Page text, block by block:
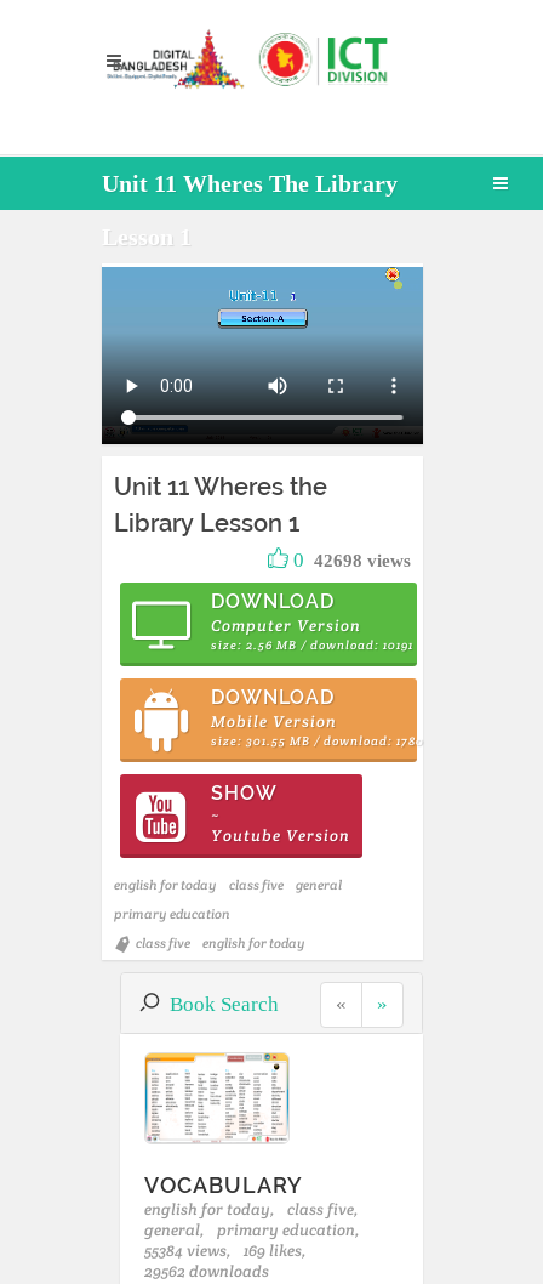
Unit 11 Wheres The Library
Lesson 1
Unit 11 Wheres the
Library Lesson 1
0 42698 views
DOWNLOAD
Computer Version
size: 2.56 MB / download: 10191
DOWNLOAD
Mobile Version
size: 301.55 MB / download: 1780
SHOW
~
Youtube Version
english for today class five
general
primary education
class five
english for today
Book Search « »
VOCABULARY
english for today,
class five,
general,
primary education,
55384 views,
169 likes,
29562 downloads